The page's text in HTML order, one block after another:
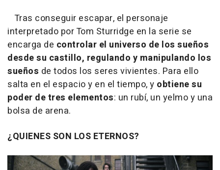
Tras conseguir escapar, el personaje
interpretado por Tom Sturridge en la serie se
encarga de controlar el universo de los sueños
desde su castillo, regulando y manipulando los
sueños de todos los seres vivientes. Para ello
salta en el espacio y en el tiempo, y obtiene su
poder de tres elementos: un rubí, un yelmo y una
bolsa de arena.
¿QUIENES SON LOS ETERNOS?